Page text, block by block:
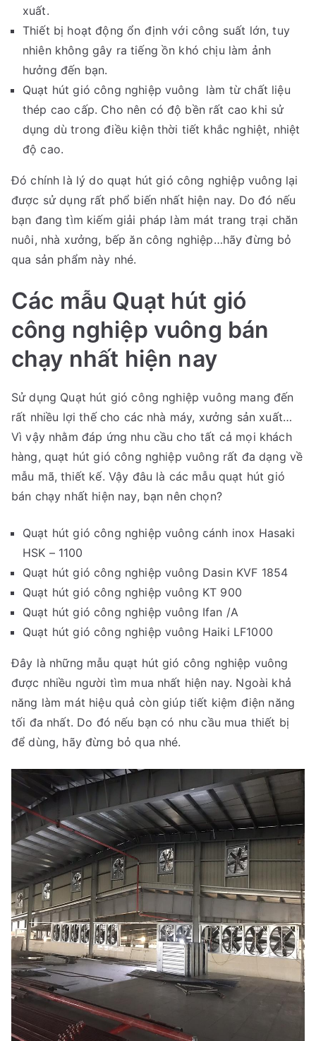
xuất.
Thiết bị hoạt động ổn định với công suất lớn, tuy
nhiên không gây ra tiếng ồn khó chịu làm ảnh
hưởng đến bạn.
Quạt hút gió công nghiệp vuông làm từ chất liệu
thép cao cấp. Cho nên có độ bền rất cao khi sử
dụng dù trong điều kiện thời tiết khắc nghiệt, nhiệt
độ cao.
Đó chính là lý do quạt hút gió công nghiệp vuông lại
được sử dụng rất phổ biến nhất hiện nay. Do đó nếu
bạn đang tìm kiếm giải pháp làm mát trang trại chăn
nuôi, nhà xưởng, bếp ăn công nghiệp…hãy đừng bỏ
qua sản phẩm này nhé.
Các mẫu Quạt hút gió
công nghiệp vuông bán
chạy nhất hiện nay
Sử dụng Quạt hút gió công nghiệp vuông mang đến
rất nhiều lợi thế cho các nhà máy, xưởng sản xuất…
Vì vậy nhằm đáp ứng nhu cầu cho tất cả mọi khách
hàng, quạt hút gió công nghiệp vuông rất đa dạng về
mẫu mã, thiết kế. Vậy đâu là các mẫu quạt hút gió
bán chạy nhất hiện nay, bạn nên chọn?
Quạt hút gió công nghiệp vuông cánh inox Hasaki
HSK – 1100
Quạt hút gió công nghiệp vuông Dasin KVF 1854
Quạt hút gió công nghiệp vuông KT 900
Quạt hút gió công nghiệp vuông Ifan /A
Quạt hút gió công nghiệp vuông Haiki LF1000
Đây là những mẫu quạt hút gió công nghiệp vuông
được nhiều người tìm mua nhất hiện nay. Ngoài khả
năng làm mát hiệu quả còn giúp tiết kiệm điện năng
tối đa nhất. Do đó nếu bạn có nhu cầu mua thiết bị
để dùng, hãy đừng bỏ qua nhé.